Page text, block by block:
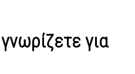
για